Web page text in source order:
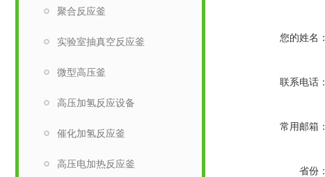
聚合反应釜
实验室抽真空反应釜
微型高压釜
高压加氢反应设备
催化加氢反应釜
高压电加热反应釜
您的姓名：
联系电话：
常用邮箱：
省份：